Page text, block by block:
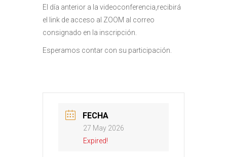
El día anterior a la videoconferencia,recibirá
el link de acceso al ZOOM al correo
consignado en la inscripción.
Esperamos contar con su participación.
FECHA
27 May 2026
Expired!